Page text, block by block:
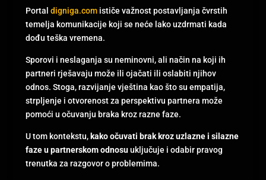
Portal digniga.comističe važnost postavljanja čvrstih
temelja komunikacije koji se neće lako uzdrmati kada
dođu teška vremena.
Sporovi i neslaganja su neminovni, ali način na koji ih
partneri rješavaju može ili ojačati ili oslabiti njihov
odnos. Stoga, razvijanje vještina kao što su empatija,
strpljenje i otvorenost za perspektivu partnera može
pomoći u očuvanju braka kroz razne faze.
U tom kontekstu, kako očuvati brak kroz uzlazne i silazne
faze u partnerskom odnosuuključuje i odabir pravog
trenutka za razgovor o problemima.